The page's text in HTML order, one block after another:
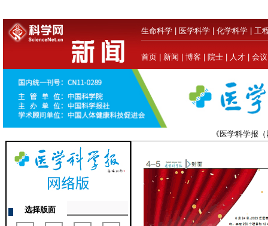
生命科学 医学科学 化学科学 工
首页 新闻 博客 院士 人才 会议
《医学科学
选择版面